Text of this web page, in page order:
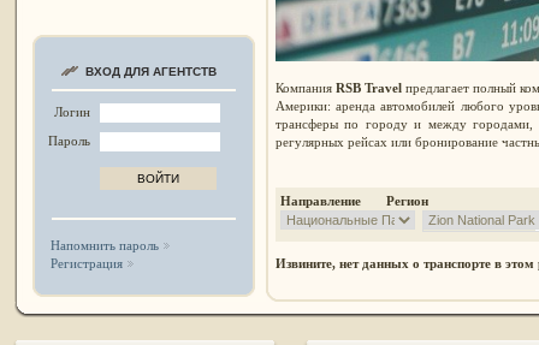
ВХОД ДЛЯ АГЕНТСТВ
Логин
Пароль
Напомнить пароль
Регистрация
Компания RSB Travelпредлагает полный
Америки: аренда автомобилей любого
трансферы по городу и между городами,
регулярных рейсах или бронирование
Направление Регион
Извините, нет данных о транспорте в